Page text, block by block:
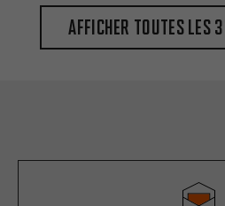
Afficher toutes les